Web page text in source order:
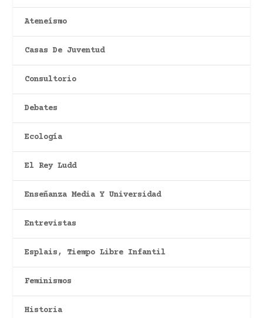
Ateneísmo
Casas De Juventud
Consultorio
Debates
Ecología
El Rey Ludd
Enseñanza Media Y Universidad
Entrevistas
Esplais, Tiempo Libre Infantil
Feminismos
Historia